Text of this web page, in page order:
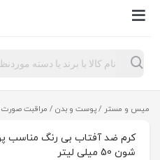
Products
search
میس و مستر /پوست و بدن / مراقبت صورت
شون 50 میلی لیتر